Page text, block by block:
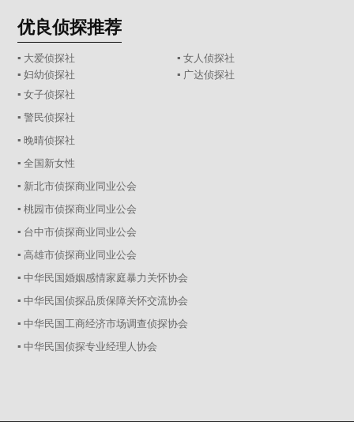
优良侦探推荐
▪ 大爱侦探社
▪ 女人侦探社
▪ 妇幼侦探社
▪ 广达侦探社
▪ 女子侦探社
▪ 警民侦探社
▪ 晚晴侦探社
▪ 全国新女性
▪ 新北市侦探商业同业公会
▪ 桃园市侦探商业同业公会
▪ 台中市侦探商业同业公会
▪ 高雄市侦探商业同业公会
▪ 中华民国婚姻感情家庭暴力关怀协会
▪ 中华民国侦探品质保障关怀交流协会
▪ 中华民国工商经济市场调查侦探协会
▪ 中华民国侦探专业经理人协会